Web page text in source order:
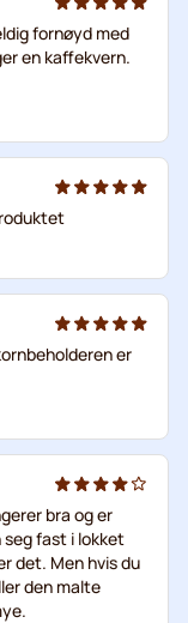
fornøyd med
en kaffekvern.
er
bra og er
seg fast i lokket
det. Men hvis du
den malte